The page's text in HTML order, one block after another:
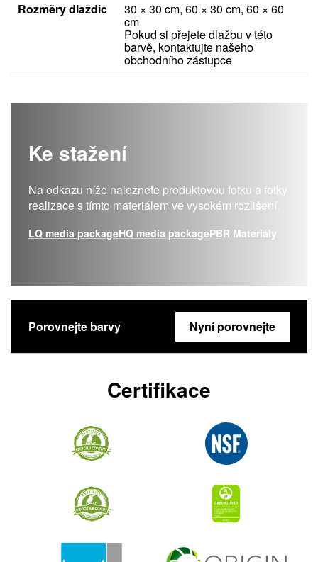
Rozměry dlaždic
30 × 30 cm, 60 × 30 cm, 60 × 60
cm
Pokud si přejete dlažbu v této
barvě, kontaktujte našeho
obchodního zástupce
Ke stažení
Na odkazu níže naleznete produktovou fotku a fotky
realizace s tímto materiálem ve vysokém rozlišení.
LQ media packageHQ media packagePBR Materiály
Porovnejte barvy Nyní porovnejte
Certifikace